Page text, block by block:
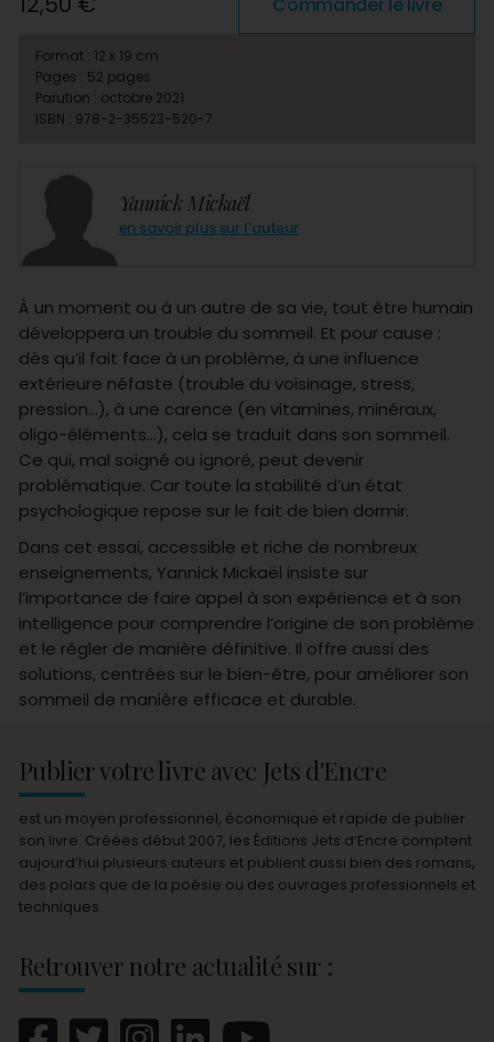
Yannick Mickaël
en savoir plus sur l'auteur
À un moment ou à un autre de sa vie, tout être humain
développera un trouble du sommeil. Et pour cause :
dès qu’il fait face à un problème, à une influence
extérieure néfaste (trouble du voisinage, stress,
pression…), à une carence (en vitamines, minéraux,
oligo-éléments…), cela se traduit dans son sommeil.
Ce qui, mal soigné ou ignoré, peut devenir
problématique. Car toute la stabilité d’un état
psychologique repose sur le fait de bien dormir.
Dans cet essai, accessible et riche de nombreux
enseignements, Yannick Mickaël insiste sur
l’importance de faire appel à son expérience et à son
intelligence pour comprendre l’origine de son problème
et le régler de manière définitive. Il offre aussi des
solutions, centrées sur le bien-être, pour améliorer son
sommeil de manière efficace et durable.
Format : 12 x 19 cm
Pages : 52 pages
Parution : octobre 2021
ISBN : 978-2-35523-520-7
Publier votre livre avec Jets d'Encre
est un moyen professionnel, économique et rapide de publier
son livre. Créées début 2007, les Éditions Jets d’Encre comptent
aujourd’hui plusieurs auteurs et publient aussi bien des romans,
des polars que de la poésie ou des ouvrages professionnels et
techniques.
Retrouver notre actualité sur :